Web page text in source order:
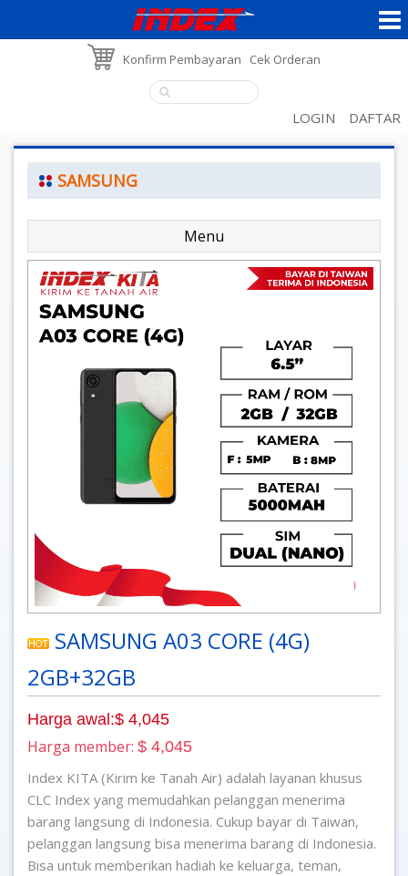
Konfirm Pembayaran Cek Orderan
LOGIN DAFTAR
SAMSUNG
Menu
SAMSUNG A03 CORE (4G)
2GB+32GB
Harga awal:$ 4,045
Harga member: $ 4,045
Index KITA (Kirim ke Tanah Air) adalah layanan khusus
CLC Index yang memudahkan pelanggan menerima
barang langsung di Indonesia. Cukup bayar di Taiwan,
pelanggan langsung bisa menerima barang di Indonesia.
Bisa untuk memberikan hadiah ke keluarga, teman,